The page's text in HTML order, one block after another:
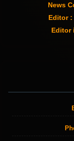
News
Editor :
Editor